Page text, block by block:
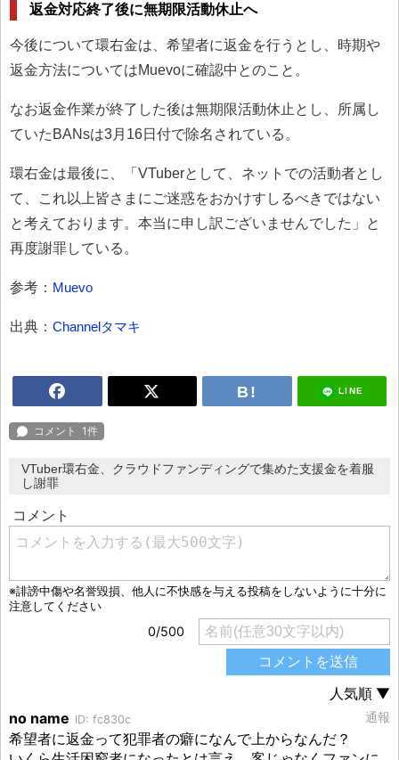
返金対応終了後に無期限活動休止へ
今後について環右金は、希望者に返金を行うとし、時期や
返金方法についてはMuevoに確認中とのこと。
なお返金作業が終了した後は無期限活動休止とし、所属し
ていたBANsは3月16日付で除名されている。
環右金は最後に、「VTuberとして、ネットでの活動者とし
て、これ以上皆さまにご迷惑をおかけすしるべきではない
と考えております。本当に申し訳ございませんでした」と
再度謝罪している。
参考： Muevo
出典： Channelタマキ
LINE
VTuber環右金、クラウドファンディングで集めた支援金を着服
し謝罪